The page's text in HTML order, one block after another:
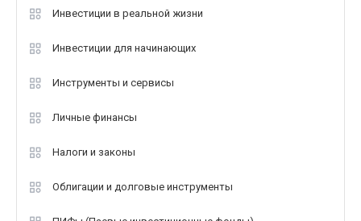
Инвестиции в реальной жизни
Инвестиции для начинающих
Инструменты и сервисы
Личные финансы
Налоги и законы
Облигации и долговые инструменты